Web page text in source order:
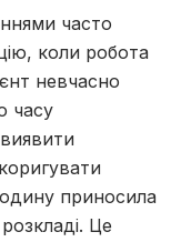
часто
коли робота
невчасно
часу
приносила
Це